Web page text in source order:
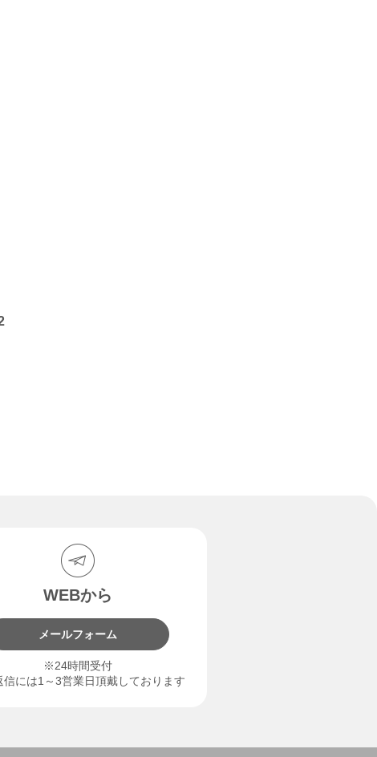
WEBから
メールフォーム
※24時間受付
には1～3営業日頂戴しております